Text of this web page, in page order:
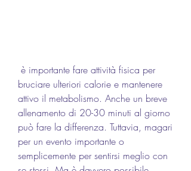
bruciare ulteriori calorie e mantenere
attivo il metabolismo. Anche un breve
allenamento di 20-30 minuti al giorno
può fare la differenza. Tuttavia, magari
per un evento importante o
semplicemente per sentirsi meglio con